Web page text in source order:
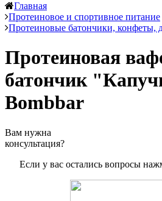
Главная
Протеиновое и спортивное питание
Протеиновые батончики, конфеты,
Протеиновая
батончик
Bombbar
Вам нужна
консультация?
Если у вас остались вопросы